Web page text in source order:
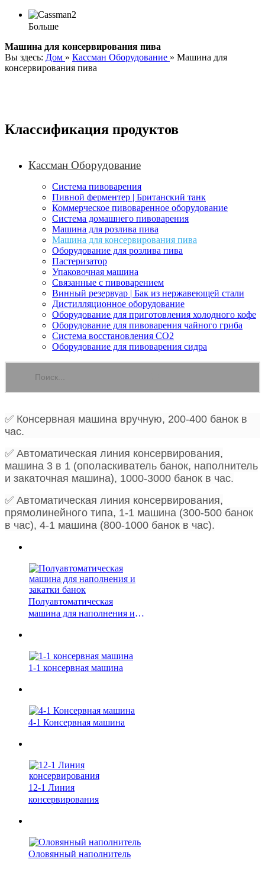
Больше
Машина для консервирования пива
Вы здесь: Дом » Кассман Оборудование » Машина для
консервирования пива
Классификация продуктов
Кассман Оборудование
Система пивоварения
Пивной ферментер | Британский танк
Коммерческое пивоваренное оборудование
Система домашнего пивоварения
Машина для розлива пива
Машина для консервирования пива
Оборудование для розлива пива
Пастеризатор
Упаковочная машина
Связанные с пивоварением
Винный резервуар | Бак из нержавеющей стали
Дистилляционное оборудование
Оборудование для приготовления холодного кофе
Оборудование для пивоварения чайного гриба
Система восстановления CO2
Оборудование для пивоварения сидра
✅ Консервная машина вручную, 200-400 банок в
час.
✅ Автоматическая линия консервирования,
машина 3 в 1 (ополаскиватель банок, наполнитель
и закаточная машина), 1000-3000 банок в час.
✅ Автоматическая линия консервирования,
прямолинейного типа, 1-1 машина (300-500 банок
в час), 4-1 машина (800-1000 банок в час).
Полуавтоматическая
машина для наполнения и
1-1 консервная машина
4-1 Консервная машина
12-1 Линия
консервирования
Оловянный наполнитель